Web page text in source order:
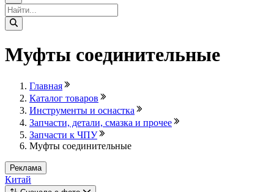
Муфты соединительные
Главная
Каталог товаров
Инструменты и оснастка
Запчасти, детали, смазка и прочее
Запчасти к ЧПУ
Муфты соединительные
Реклама
Китай